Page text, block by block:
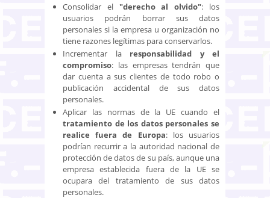
Consolidar el "derecho al olvido": los
usuarios podrán borrar sus datos
personales si la empresa u organización no
tiene razones legítimas para conservarlos.
Incrementar la responsabilidad y el
compromiso: las empresas tendrán que
dar cuenta a sus clientes de todo robo o
publicación accidental de sus datos
personales.
Aplicar las normas de la UE cuando el
tratamiento de los datos personales se
realice fuera de Europa: los usuarios
podrían recurrir a la autoridad nacional de
protección de datos de su país, aunque una
empresa establecida fuera de la UE se
ocupara del tratamiento de sus datos
personales.